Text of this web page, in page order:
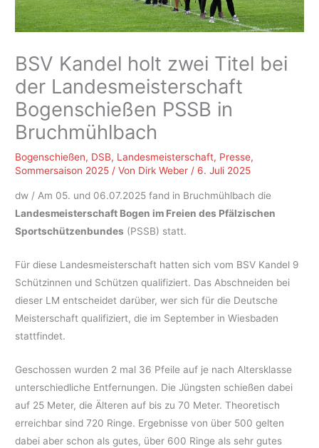
BSV Kandel holt zwei Titel bei
der Landesmeisterschaft
Bogenschießen PSSB in
Bruchmühlbach
Bogenschießen, DSB, Landesmeisterschaft, Presse,
Sommersaison 2025 / Von Dirk Weber / 6. Juli 2025
dw / Am 05. und 06.07.2025 fand in Bruchmühlbach die
Landesmeisterschaft Bogen im Freien des Pfälzischen
Sportschützenbundes (PSSB) statt.
Für diese Landesmeisterschaft hatten sich vom BSV Kandel 9
Schützinnen und Schützen qualifiziert. Das Abschneiden bei
dieser LM entscheidet darüber, wer sich für die Deutsche
Meisterschaft qualifiziert, die im September in Wiesbaden
stattfindet.
Geschossen wurden 2 mal 36 Pfeile auf je nach Altersklasse
unterschiedliche Entfernungen. Die Jüngsten schießen dabei
auf 25 Meter, die Älteren auf bis zu 70 Meter. Theoretisch
erreichbar sind 720 Ringe. Ergebnisse von über 500 gelten
dabei aber schon als gutes, über 600 Ringe als sehr gutes